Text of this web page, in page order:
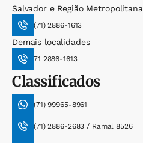
Salvador e Região Metropolitana
(71) 2886-1613
Demais localidades
71 2886-1613
Classificados
(71) 99965-8961
(71) 2886-2683 / Ramal 8526